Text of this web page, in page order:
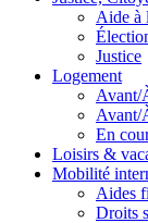
Aide à
Justice
Logement
Avant/
Avant/
En
Loisirs &
Mobilité
Aides
Droits